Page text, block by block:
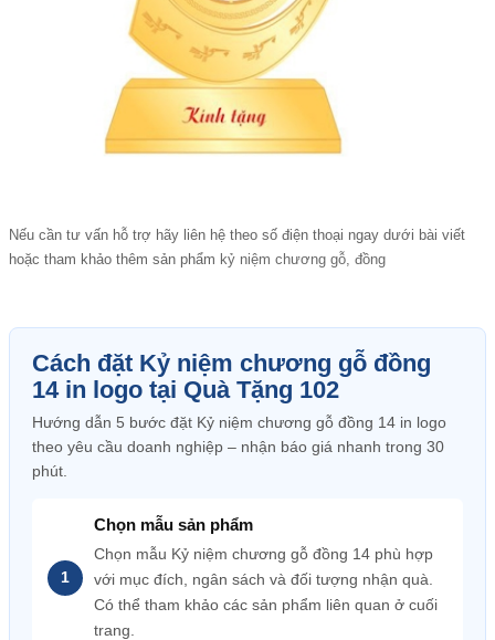
Nếu cần tư vấn hỗ trợ hãy liên hệ theo số điện thoại ngay dưới bài viết
hoặc tham khảo thêm sản phẩm kỷ niệm chương gỗ, đồng
Cách đặt Kỷ niệm chương gỗ đồng
14 in logo tại Quà Tặng 102
Hướng dẫn 5 bước đặt Kỷ niệm chương gỗ đồng 14 in logo
theo yêu cầu doanh nghiệp – nhận báo giá nhanh trong 30
phút.
Chọn mẫu sản phẩm
Chọn mẫu Kỷ niệm chương gỗ đồng 14 phù hợp
với mục đích, ngân sách và đối tượng nhận quà.
Có thể tham khảo các sản phẩm liên quan ở cuối
trang.